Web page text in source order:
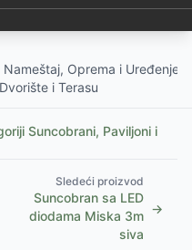
Oprema i Uređenje
i Terasu
Suncobrani, Paviljoni i
Sledeći proizvod
Suncobran sa LED
diodama Miska 3m
siva
→